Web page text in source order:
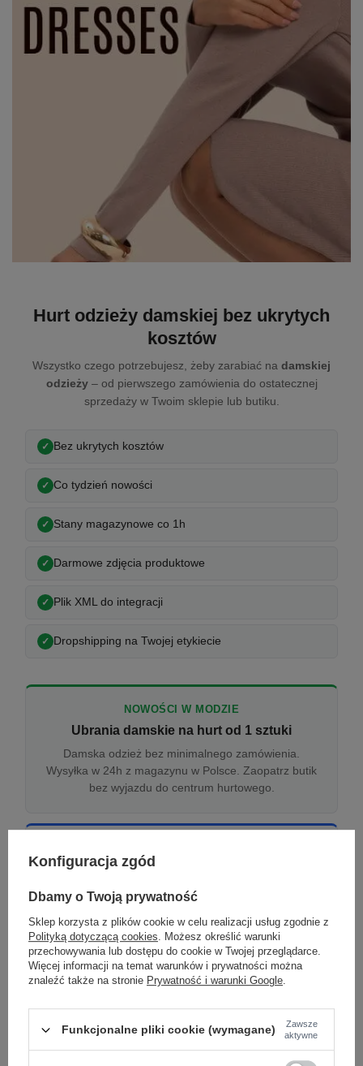
Hurt odzieży damskiej bez ukrytych
kosztów
Wszystko czego potrzebujesz, żeby zarabiać na damskiej
odzieży– od pierwszego zamówienia do ostatecznej
sprzedaży w Twoim sklepie lub butiku.
Bez ukrytych kosztów
Co tydzień nowości
Stany magazynowe co 1h
Darmowe zdjęcia produktowe
Plik XML do integracji
Dropshipping na Twojej etykiecie
NOWOŚCI W MODZIE
Ubrania damskie na hurt od 1 sztuki
Damska odzież bez minimalnego zamówienia.
Wysyłka w 24h z magazynu w Polsce. Zaopatrz butik
bez wyjazdu do centrum hurtowego.
Odzież damska hurtowo online
Internetowa hurtownia damska z plikiem XML/CSV.
Aktualizacja stanów co godzinę.
DROPSHIPPING
Damskie ubrania w dropshippingu
Hurt odzieży damskiej z wysyłką na etykiecie Twojego
sklepu w całej UE. Zero magazynu, zero
Konfiguracja zgód
Dbamy o Twoją prywatność
Sklep korzysta z plików cookie w celu realizacji usług zgodnie z
Polityką dotyczącą cookies. Możesz określić warunki
przechowywania lub dostępu do cookie w Twojej przeglądarce.
Więcej informacji na temat warunków i prywatności można
znaleźć także na stronie Prywatność i warunki Google.
Funkcjonalne pliki cookie (wymagane)
Zawsze
aktywne